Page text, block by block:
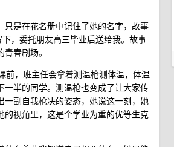
是在花名册中记住了她的名字，故事
，委托朋友高三毕业后送给我。故事
春剧场。
前，班主任会拿着测温枪测体温，体温
半的同学。测温枪也变成了让大家传
副自我枪决的姿态，她说这一刻，她
视角里，这是个学业为重的优等生克